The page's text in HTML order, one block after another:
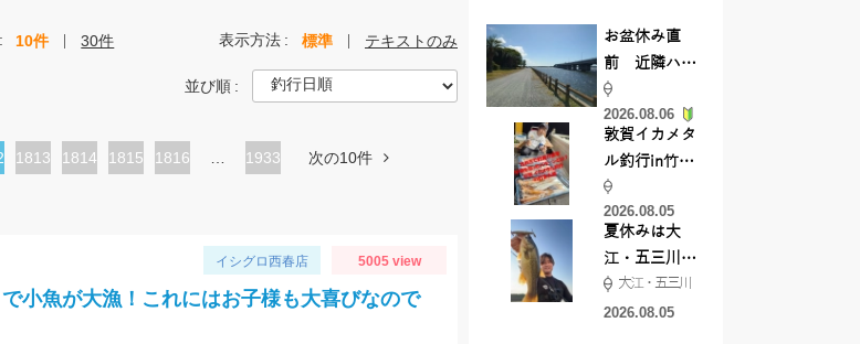
10件 30件 表示方法 標準 テキストのみ
並び順
ペ
1813
ペ
1814
ペ
1815
ペ
1816 1933 次の10件
イシグロ西春店 5005 view
小魚が大漁！これにはお子様も大喜びなので
お盆休み直
前 近隣ハゼ
釣り場調査し
てきました
2026.08.06
敦賀イカメタ
ル釣行in竹宝
丸様 釣り方で
釣果が激変！
竿頭を取った
パターンと
は？
2026.08.05
夏休みは大
江・五三川で
バスフィッシ
ング♪
大江・五三川
2026.08.05